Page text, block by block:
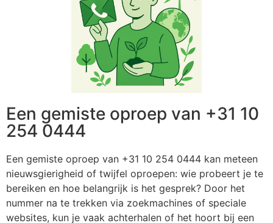
Een gemiste oproep van +31 10
254 0444
Een gemiste oproep van +31 10 254 0444 kan meteen
nieuwsgierigheid of twijfel oproepen: wie probeert je te
bereiken en hoe belangrijk is het gesprek? Door het
nummer na te trekken via zoekmachines of speciale
websites, kun je vaak achterhalen of het hoort bij een